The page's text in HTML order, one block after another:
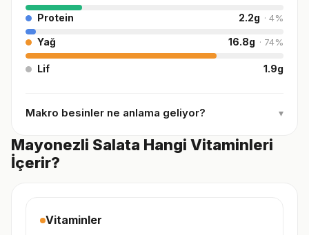
Protein 2.2g · 4%
Yağ 16.8g · 74%
Lif 1.9g
Makro besinler ne anlama geliyor? ▾
Mayonezli Salata Hangi Vitaminleri
İçerir?
Vitaminler